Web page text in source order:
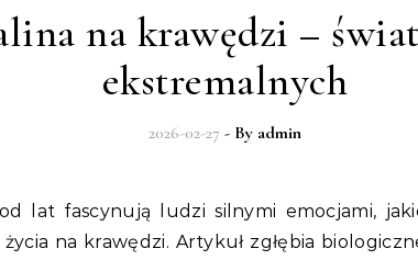
na krawędzi –
ekstremalnych
2026-02-27 - By admin
na krawędzi. Artykuł zgłębia